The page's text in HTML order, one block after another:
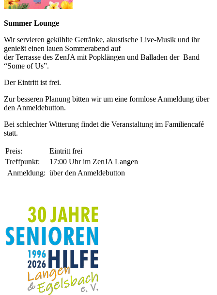
Summer Lounge
Wir servieren gekühlte Getränke, akustische Live-Musik und ihr
genießt einen lauen Sommerabend auf
der Terrasse des ZenJA mit Popklängen und Balladen der Band
“Some of Us”.
Der Eintritt ist frei.
Zur besseren Planung bitten wir um eine formlose Anmeldung über
den Anmeldebutton.
Bei schlechter Witterung findet die Veranstaltung im Familiencafé
statt.
Preis:
Eintritt frei
Treffpunkt:
17:00 Uhr im ZenJA Langen
Anmeldung: über den Anmeldebutton